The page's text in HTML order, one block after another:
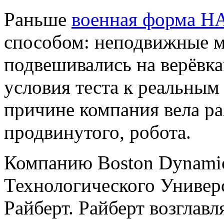
Раньше военная форма
способом: неподвижные
подвешивались на
условия теста к
причине компания вела
продвинутого, робота.
Компанию Boston
Технологического
Райберт. Райберт